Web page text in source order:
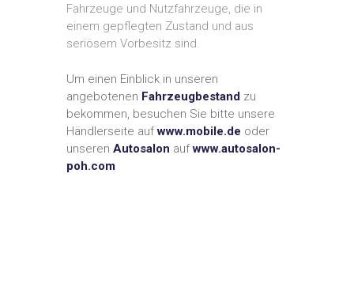
Fahrzeuge und Nutzfahrzeuge, die in
einem gepflegten Zustand und aus
seriösem Vorbesitz sind.
Um einen Einblick in unseren
angebotenen Fahrzeugbestand zu
bekommen, besuchen Sie bitte unsere
Händlerseite aufwww.mobile.de oder
unseren Autosalon aufwww.autosalon-
poh.com